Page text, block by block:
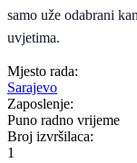
samo uže odabrani
uvjetima.
Mjesto rada:
Sarajevo
Zaposlenje:
Puno radno vrijeme
Broj izvršilaca:
1